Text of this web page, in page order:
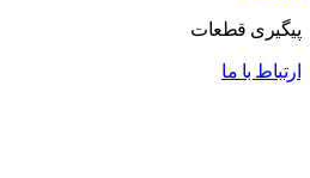
پیگیری قطعات
ارتباط با ما